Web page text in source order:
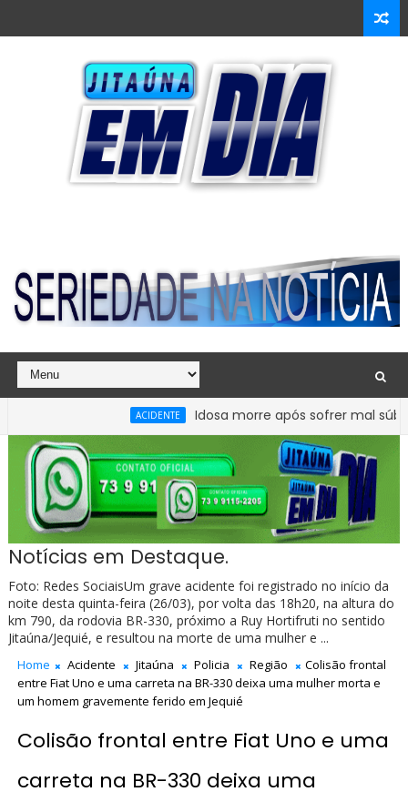
Idosa morre após sofrer mal súbito no
Notícias em Destaque.
Foto: Redes SociaisUm grave acidente foi registrado no início da
noite desta quinta-feira (26/03), por volta das 18h20, na altura do
km 790, da rodovia BR-330, próximo a Ruy Hortifruti no sentido
Jitaúna/Jequié, e resultou na morte de uma mulher e ...
Home Acidente Jitaúna Policia Região
Colisão frontal
entre Fiat Uno e uma carreta na BR-330 deixa uma mulher morta e
um homem gravemente ferido em Jequié
Colisão frontal entre Fiat Uno e uma
carreta na BR-330 deixa uma